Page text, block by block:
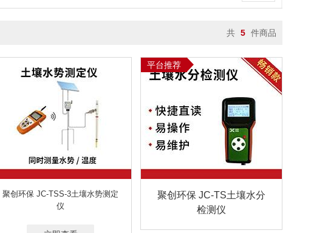
共 5 件商品
聚创环保 JC-TSS-3土壤水势测定
仪
平台推荐
聚创环保 JC-TS土壤水分
检测仪